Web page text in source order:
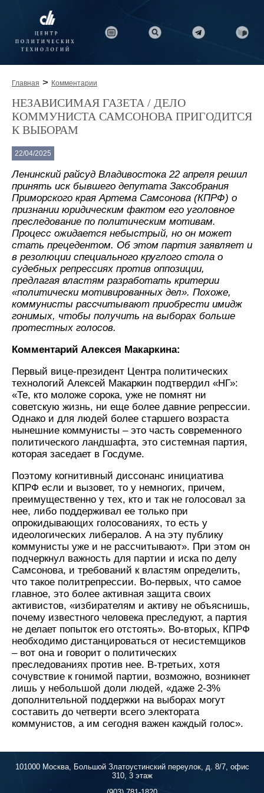
Главная > Комментарии
НЕЗАВИСИМАЯ ГАЗЕТА / ДЕЛО
КОММУНИСТА САМСОНОВА ПРИГОДИТСЯ
К ВЫБОРАМ
22/04/2025
Ленинский райсуд Владивостока 22 апреля решил
принять иск бывшего депутата Заксобрания
Приморского края Артема Самсонова (КПРФ) о
признании юридическим фактом его уголовное
преследование по политическим мотивам.
Процесс ожидается небыстрый, но он может
стать прецедентом. Об этом партия заявляет и
в резолюции специального круглого стола о
судебных репрессиях против оппозиции,
предлагая властям разработать критерии
«политически мотивированных дел». Похоже,
коммунисты рассчитывают приобрести имидж
гонимых, чтобы получить на выборах больше
протестных голосов.
Комментарий Алексея Макаркина:
Первый вице-президент Центра политических
технологий Алексей Макаркин подтвердил «НГ»:
«Те, кто моложе сорока, уже не помнят ни
советскую жизнь, ни еще более давние репрессии.
Однако и для людей более старшего возраста
нынешние коммунисты – это часть современного
политического ландшафта, это системная партия,
которая заседает в Госдуме.
Поэтому когнитивный диссонанс инициатива
КПРФ если и вызовет, то у немногих, причем,
преимущественно у тех, кто и так не голосовал за
нее, либо поддерживал ее только при
опрокидывающих голосованиях, то есть у
идеологических либералов. А на эту публику
коммунисты уже и не рассчитывают». При этом он
подчеркнул важность для партии и иска по делу
Самсонова, и требований к властям определить,
что такое политрепрессии. Во-первых, что самое
главное, это более активная защита своих
активистов, «избирателям и активу не объяснишь,
почему известного человека преследуют, а партия
не делает попыток его отстоять». Во-вторых, КПРФ
необходимо дистанцироваться от несистемщиков
– вот она и говорит о политических
преследованиях против нее. В-третьих, хотя
сочувствие к гонимой партии, возможно, возникнет
лишь у небольшой доли людей, «даже 2-3%
дополнительной поддержки на выборах могут
составить до четверти всего электората
коммунистов, а им сегодня важен каждый голос».
101000 Москва, Большой Златоустинский переулок, д. 8/7, офис
310, 3 этаж